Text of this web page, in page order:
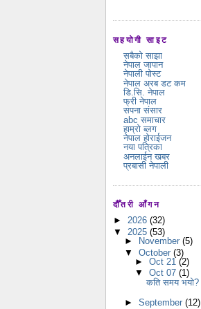
सहयोगी साइट
सबैको साझा
नेपाल जापान
नेपाली पोस्ट
नेपाल अरब डट कम
डि.सि. नेपाल
फ्री नेपाल
सपना संसार
abc समाचार
हाम्रो ब्लग
नेपाल होराईजन
नया पत्रिका
अनलाईन खबर
प्रबासी नेपाली
दौँतरी आँगन
► 2026 (32)
▼ 2025 (53)
►
November (5)
▼ October (3)
►Oct 21(2)
▼Oct 07(1)
कति समय भयो?
► September (12)